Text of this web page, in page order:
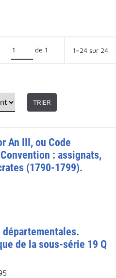
de 1 1–24 sur 24
TRIER
An III, ou Code
: assignats,
(1790-1799).
de la sous-série 19 Q